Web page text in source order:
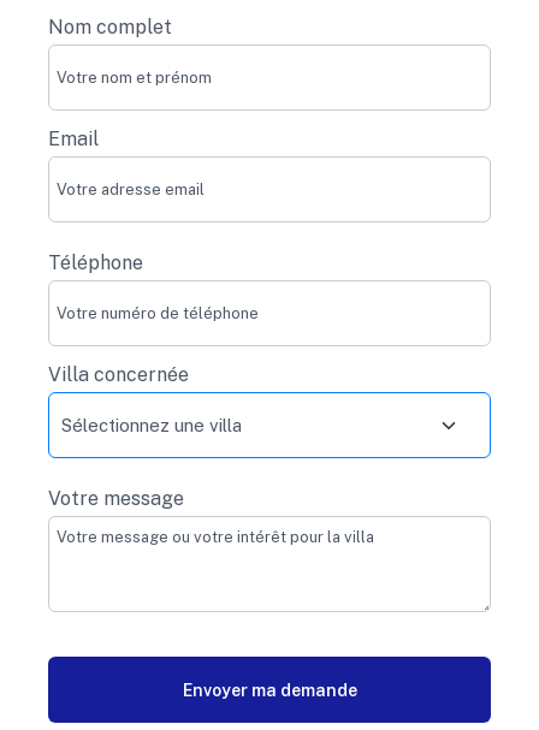
Nom complet
Email
Téléphone
Villa concernée
Votre message